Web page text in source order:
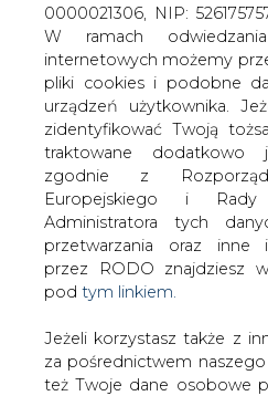
WŁĄCZ
0000021306, NIP:
W ramach
internetowych możemy
pliki cookies i podobne
urządzeń użytkownika.
zidentyfikować Twoją
traktowane dodatkowo
zgodnie z
Europejskiego i Rady
Administratora tych
przetwarzania oraz inne
przez RODO znajdziesz
pod tym linkiem.
Jeżeli korzystasz także z
za pośrednictwem
też Twoje dane osobowe